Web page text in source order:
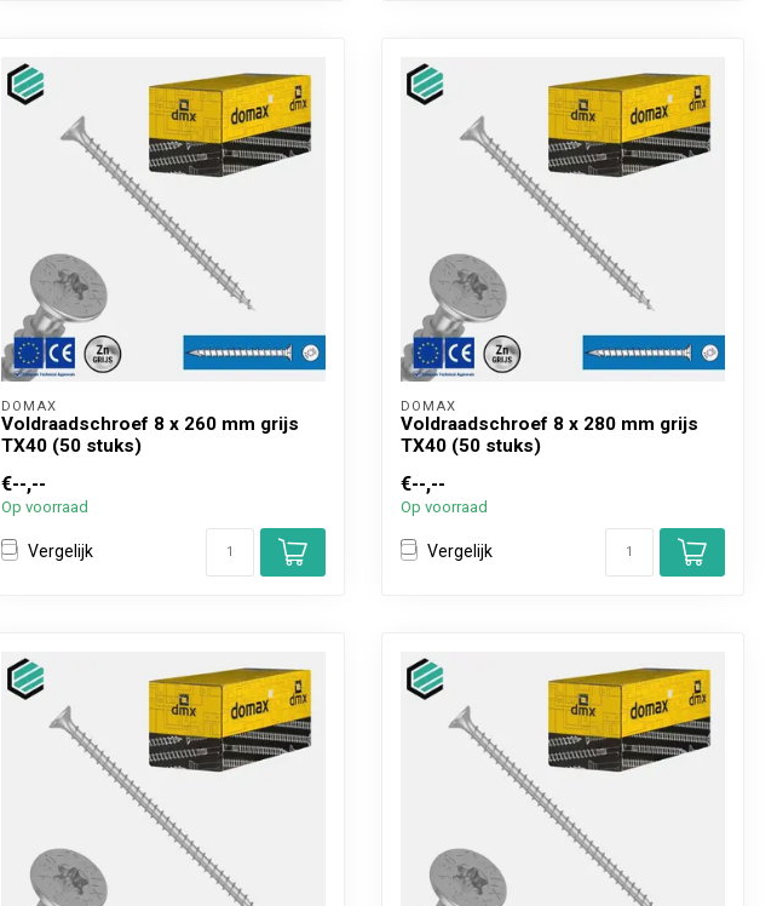
DOMAX
Voldraadschroef 8 x 260 mm grijs
TX40 (50 stuks)
€--,--
Op voorraad
Vergelijk
DOMAX
Voldraadschroef 8 x 280 mm grijs
TX40 (50 stuks)
€--,--
Op voorraad
Vergelijk